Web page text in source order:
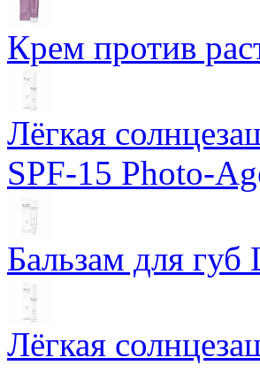
Крем против
Лёгкая
SPF-15 Photo-
Бальзам для
Лёгкая